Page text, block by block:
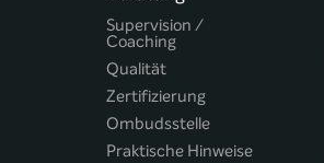
Supervision /
Coaching
Qualität
Zertifizierung
Ombudsstelle
Praktische Hinweise